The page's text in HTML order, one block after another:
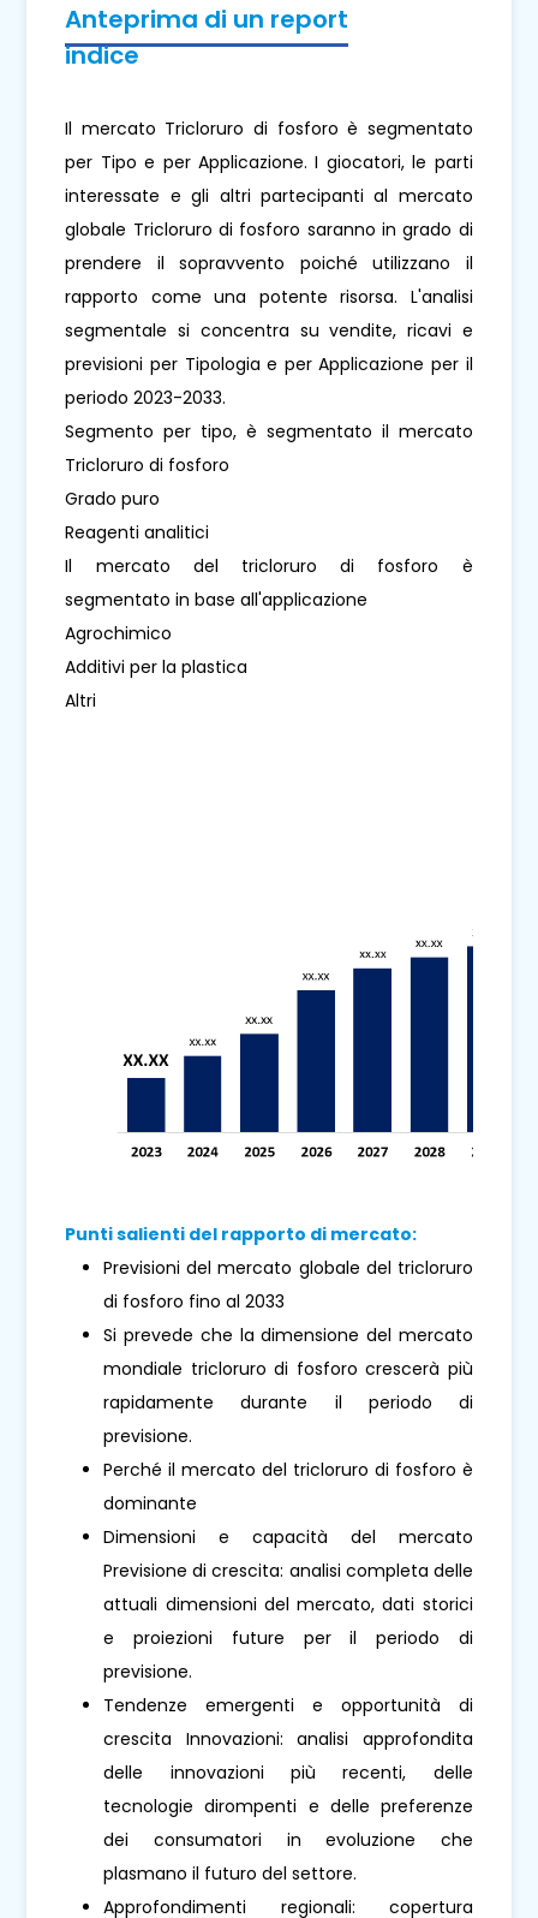
Anteprima di un report
indice
Il mercato Tricloruro di fosforo è segmentato
per Tipo e per Applicazione. I giocatori, le parti
interessate e gli altri partecipanti al mercato
globale Tricloruro di fosforo saranno in grado di
prendere il sopravvento poiché utilizzano il
rapporto come una potente risorsa. L'analisi
segmentale si concentra su vendite, ricavi e
previsioni per Tipologia e per Applicazione per il
periodo 2023-2033.
Segmento per tipo, è segmentato il mercato
Tricloruro di fosforo
Grado puro
Reagenti analitici
Il mercato del tricloruro di fosforo è
segmentato in base all'applicazione
Agrochimico
Additivi per la plastica
Altri
Punti salienti del rapporto di mercato:
Previsioni del mercato globale del tricloruro
di fosforo fino al 2033
Si prevede che la dimensione del mercato
mondiale tricloruro di fosforo crescerà più
rapidamente durante il periodo di
previsione.
Perché il mercato del tricloruro di fosforo è
dominante
Dimensioni e capacità del mercato
Previsione di crescita: analisi completa delle
attuali dimensioni del mercato, dati storici
e proiezioni future per il periodo di
previsione.
Tendenze emergenti e opportunità di
crescita Innovazioni: analisi approfondita
delle innovazioni più recenti, delle
tecnologie dirompenti e delle preferenze
dei consumatori in evoluzione che
plasmano il futuro del settore.
Approfondimenti regionali: copertura